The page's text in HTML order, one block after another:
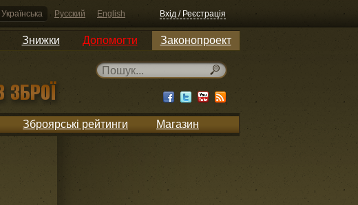
Українська Русский English Вхід / Реєстрація
Знижки Допомогти Законопроект
Зброярські рейтинги Магазин